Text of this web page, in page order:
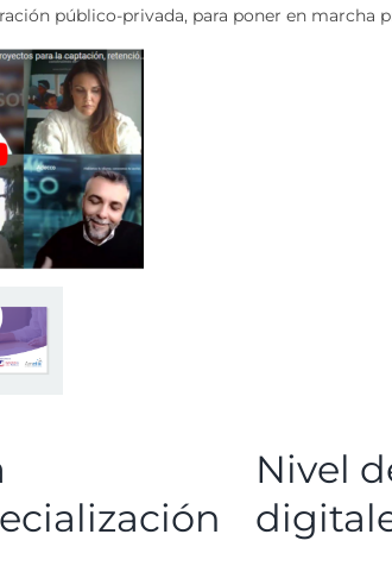
público-privada, para poner en marcha
Nivel